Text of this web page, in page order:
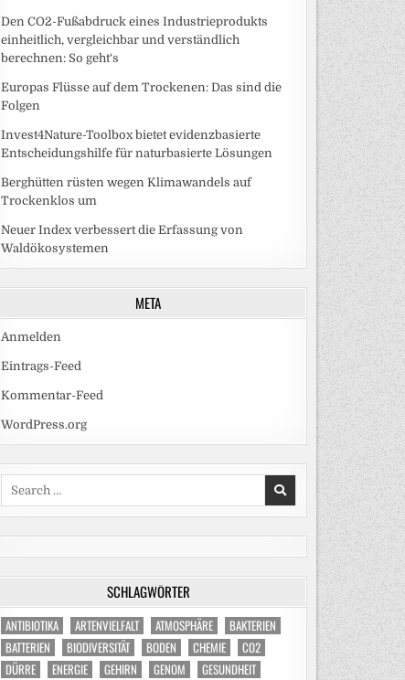
Den CO2-Fußabdruck eines Industrieprodukts
einheitlich, vergleichbar und verständlich
berechnen: So geht‘s
Europas Flüsse auf dem Trockenen: Das sind die
Folgen
Invest4Nature-Toolbox bietet evidenzbasierte
Entscheidungshilfe für naturbasierte Lösungen
Berghütten rüsten wegen Klimawandels auf
Trockenklos um
Neuer Index verbessert die Erfassung von
Waldökosystemen
META
Anmelden
Eintrags-Feed
Kommentar-Feed
WordPress.org
SCHLAGWÖRTER
ANTIBIOTIKA ARTENVIELFALT ATMOSPHÄRE
BAKTERIEN
BATTERIEN
BIODIVERSITÄT BODEN CHEMIE
CO2
DÜRRE
ENERGIE GEHIRN GENOM
GESUNDHEIT